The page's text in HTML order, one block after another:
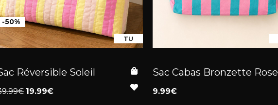
TU
-50%
Réversible Soleil
19.99€
Sac Cabas Bronzette Rose
9.99€